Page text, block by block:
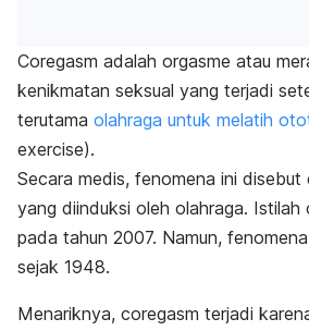
Coregasm adalah orgasme atau
kenikmatan seksual yang terjadi
terutama olahraga untuk melatih
exercise).
Secara medis, fenomena ini disebut
yang diinduksi oleh olahraga. Istilah
pada tahun 2007. Namun,
sejak 1948.
Menariknya, coregasm terjadi